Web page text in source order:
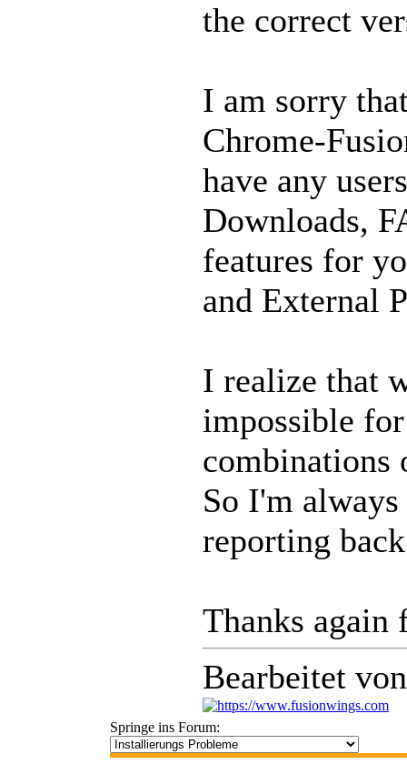
the correct
I am sorry
Chrome-
have any
Downloads,
features for
and External
I realize that
impossible
combinations
So I'm
reporting
Thanks again
Bearbeitet
Springe ins Forum: